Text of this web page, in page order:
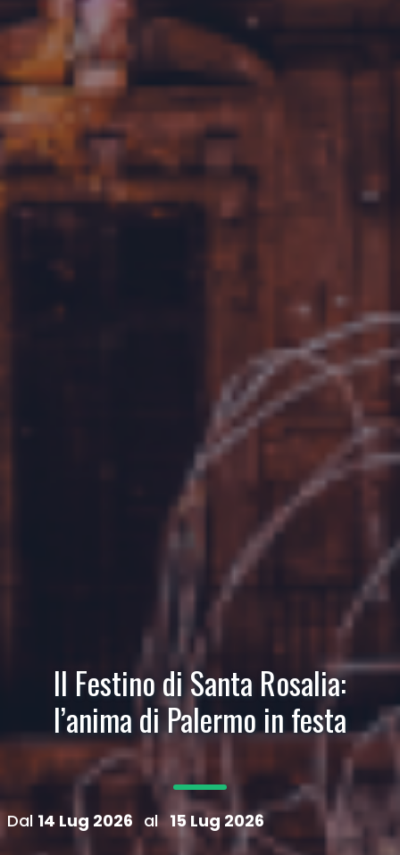
Il Festino di Santa Rosalia:
l’anima di Palermo in festa
Dal 14 Lug 2026 al 15 Lug 2026